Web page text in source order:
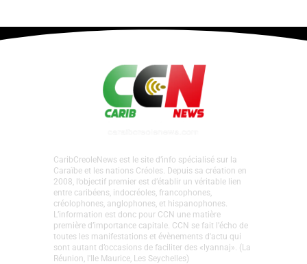
CaribCreoleNews est le site d’info spécialisé sur la
Caraïbe et les nations Créoles. Depuis sa création en
2008, l’objectif premier est d’établir un véritable lien
entre caribéens, indocréoles, francophones,
créolophones, anglophones, et hispanophones.
L’information est donc pour CCN une matière
première d’importance capitale. CCN se fait l’écho de
toutes les manifestations et évènements d'actu qui
sont autant d’occasions de faciliter des «lyannaj». (La
Réunion, l'Ile Maurice, Les Seychelles)